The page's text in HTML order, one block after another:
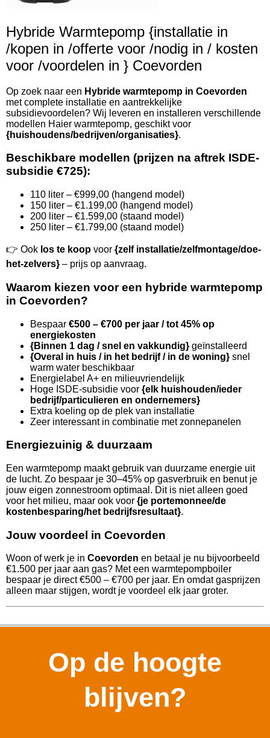
Hybride Warmtepomp {installatie in
/kopen in /offerte voor /nodig in / kosten
voor /voordelen in } Coevorden
Op zoek naar een Hybride warmtepomp in Coevorden
met complete installatie en aantrekkelijke
subsidievoordelen? Wij leveren en installeren verschillende
modellen Haier warmtepomp, geschikt voor
{huishoudens/bedrijven/organisaties}.
Beschikbare modellen (prijzen na aftrek ISDE-
subsidie €725):
110 liter – €999,00 (hangend model)
150 liter – €1.199,00 (hangend model)
200 liter – €1.599,00 (staand model)
250 liter – €1.799,00 (staand model)
👉 Ook los te koop voor {zelf installatie/zelfmontage/doe-
het-zelvers} – prijs op aanvraag.
Waarom kiezen voor een hybride warmtepomp
in Coevorden?
Bespaar €500 – €700 per jaar / tot 45% op
energiekosten
{Binnen 1 dag / snel en vakkundig} geïnstalleerd
{Overal in huis / in het bedrijf / in de woning} snel
warm water beschikbaar
Energielabel A+ en milieuvriendelijk
Hoge ISDE-subsidie voor {elk huishouden/ieder
bedrijf/particulieren en ondernemers}
Extra koeling op de plek van installatie
Zeer interessant in combinatie met zonnepanelen
Energiezuinig & duurzaam
Een warmtepomp maakt gebruik van duurzame energie uit
de lucht. Zo bespaar je 30–45% op gasverbruik en benut je
jouw eigen zonnestroom optimaal. Dit is niet alleen goed
voor het milieu, maar ook voor {je portemonnee/de
kostenbesparing/het bedrijfsresultaat}.
Jouw voordeel in Coevorden
Woon of werk je in Coevorden en betaal je nu bijvoorbeeld
€1.500 per jaar aan gas? Met een warmtepompboiler
bespaar je direct €500 – €700 per jaar. En omdat gasprijzen
alleen maar stijgen, wordt je voordeel elk jaar groter.
Op de hoogte
blijven?